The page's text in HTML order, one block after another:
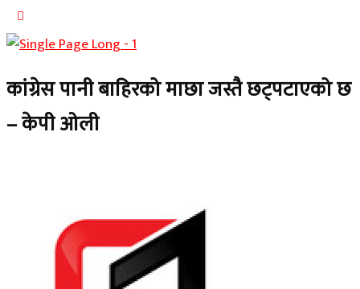
कांग्रेस पानी बाहिरको माछा जस्तै छट्पटाएको छ
– केपी ओली